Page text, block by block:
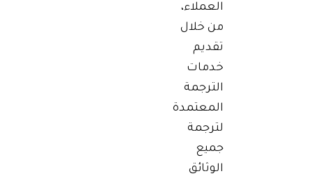
العملاء،
من خلال
تقديم
خدمات
الترجمة
المعتمدة
لترجمة
جميع
الوثائق